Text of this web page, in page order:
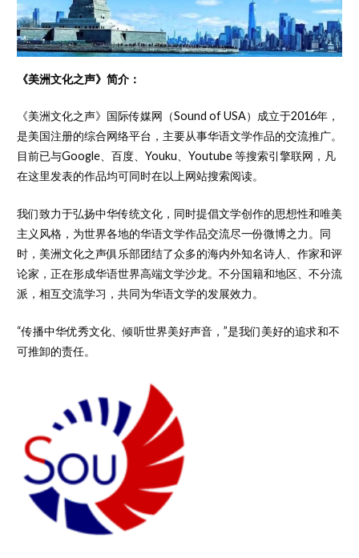
《美洲文化之声》简介：
《美洲文化之声》国际传媒网（Sound of USA）成立于2016年，
是美国注册的综合网络平台，主要从事华语文学作品的交流推广。
目前已与Google、百度、Youku、Youtube 等搜索引擎联网，凡
在这里发表的作品均可同时在以上网站搜索阅读。
我们致力于弘扬中华传统文化，同时提倡文学创作的思想性和唯美
主义风格，为世界各地的华语文学作品交流尽一份微博之力。同
时，美洲文化之声俱乐部团结了众多的海内外知名诗人、作家和评
论家，正在形成华语世界高端文学沙龙。不分国籍和地区、不分流
派，相互交流学习，共同为华语文学的发展效力。
“传播中华优秀文化、倾听世界美好声音，”是我们美好的追求和不
可推卸的责任。